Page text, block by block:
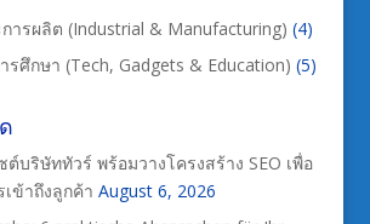
ารผลิต (Industrial & Manufacturing) (4)
รศึกษา (Tech, Gadgets & Education) (5)
ต์บริษัททัวร์ พร้อมวางโครงสร้าง SEO เพื่อ
ข้าถึงลูกค้า August 6, 2026